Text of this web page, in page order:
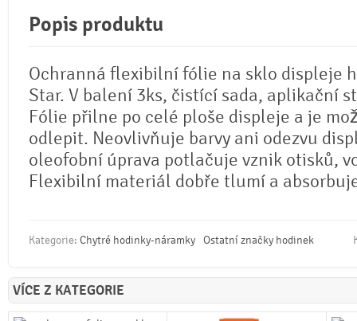
Popis produktu
Ochranná flexibilní fólie na sklo displeje
Star. V balení 3ks, čistící sada, aplikační
Fólie přilne po celé ploše displeje a je
odlepit. Neovlivňuje barvy ani odezvu
oleofobní úprava potlačuje vznik otisků,
Flexibilní materiál dobře tlumí a
Kategorie: Chytré hodinky-náramky Ostatní značky hodinek
VÍCE Z KATEGORIE